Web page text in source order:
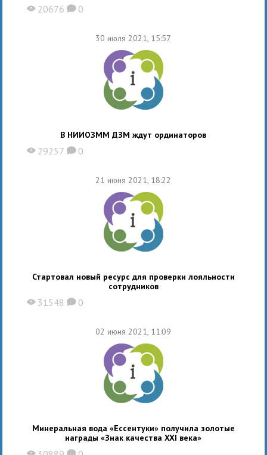
X 20676 K 0
30 июля 2021, 15:57
В НИИОЗММ ДЗМ ждут ординаторов
X 29257 K 0
21 июня 2021, 18:22
Стартовал новый ресурс для проверки лояльности
сотрудников
X 31548 K 0
02 июня 2021, 11:09
Минеральная вода «Ессентуки» получила золотые
награды «Знак качества XXI века»